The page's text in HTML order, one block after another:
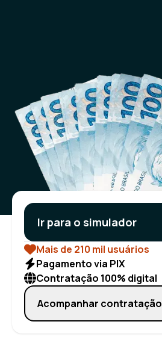
Ir para o simulador
Mais de 210 mil usuários
Pagamento via PIX
Contratação 100% digital
Acompanhar contratação